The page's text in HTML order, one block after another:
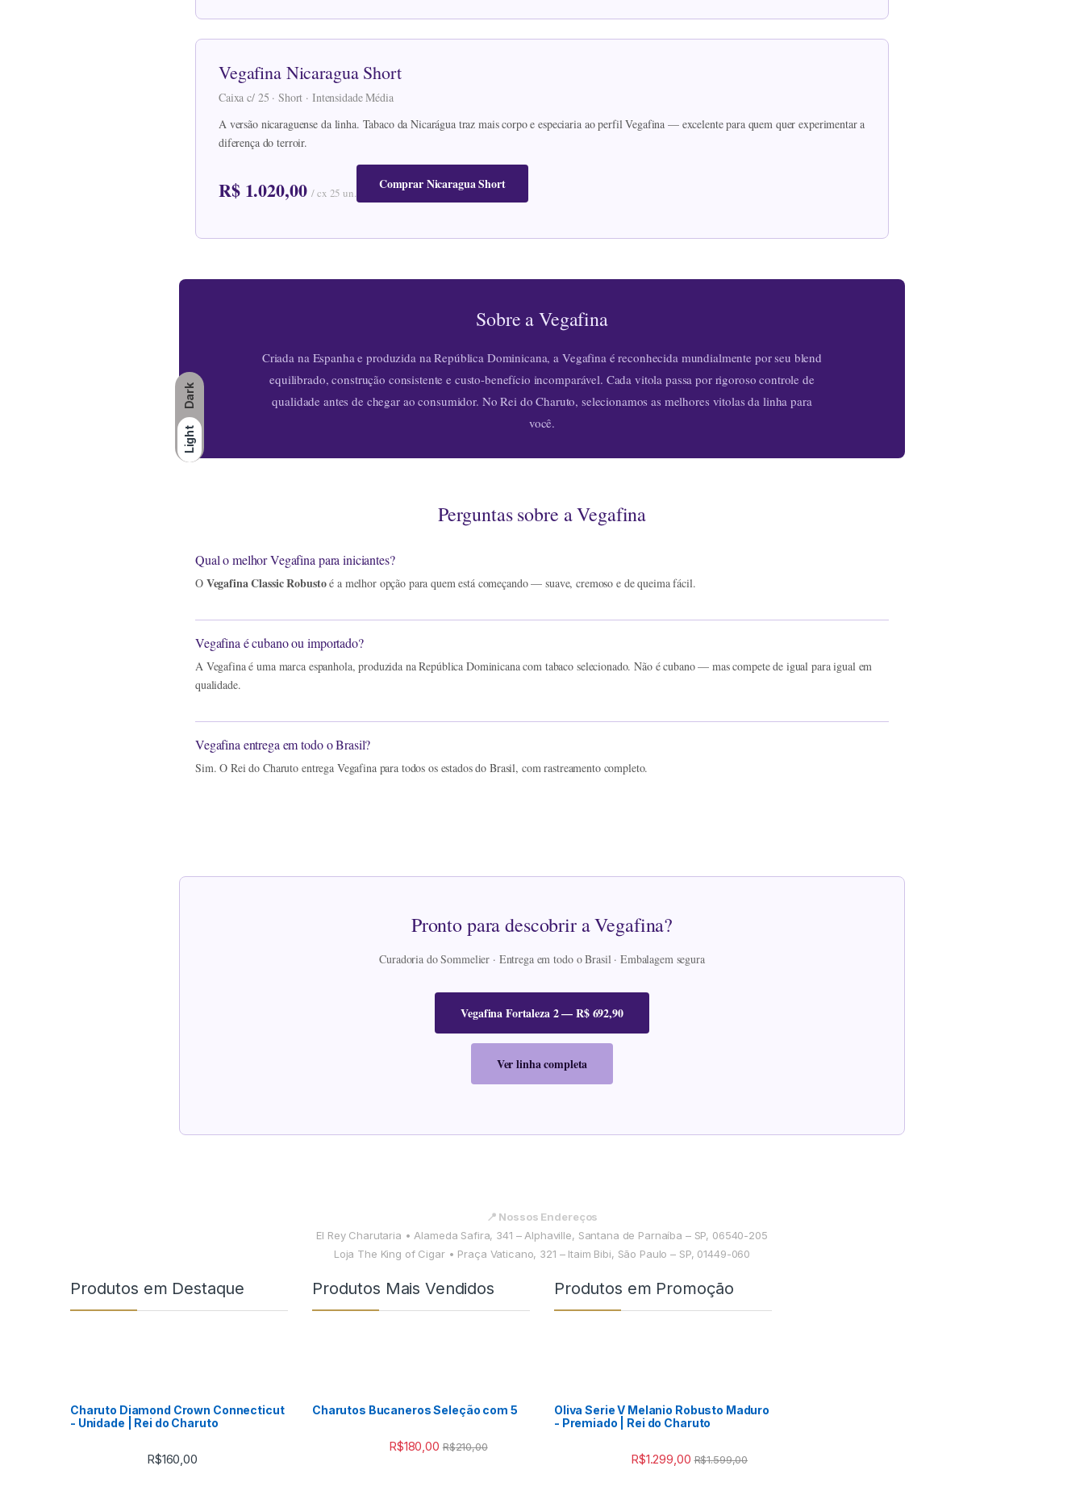
Dark
Light
Vegafina Nicaragua Short
Caixa c/ 25 · Short · Intensidade Média
A versão nicaraguense da linha. Tabaco da Nicarágua traz mais corpo e especiaria ao perfil Vegafina — excelente para quem quer experimentar a
diferença do terroir.
R$ 1.020,00/ cx 25 un.
Comprar Nicaragua Short
Sobre a Vegafina
Criada na Espanha e produzida na República Dominicana, a Vegafina é reconhecida mundialmente por seu blend
equilibrado, construção consistente e custo-benefício incomparável. Cada vitola passa por rigoroso controle de
qualidade antes de chegar ao consumidor. No Rei do Charuto, selecionamos as melhores vitolas da linha para
você.
Perguntas sobre a Vegafina
Qual o melhor Vegafina para iniciantes?
O Vegafina Classic Robustoé a melhor opção para quem está começando — suave, cremoso e de queima fácil.
Vegafina é cubano ou importado?
A Vegafina é uma marca espanhola, produzida na República Dominicana com tabaco selecionado. Não é cubano — mas compete de igual para igual em
qualidade.
Vegafina entrega em todo o Brasil?
Sim. O Rei do Charuto entrega Vegafina para todos os estados do Brasil, com rastreamento completo.
Pronto para descobrir a Vegafina?
Curadoria do Sommelier · Entrega em todo o Brasil · Embalagem segura
Vegafina Fortaleza 2 — R$ 692,90
Ver linha completa
📍 Nossos Endereços
El Rey Charutaria • Alameda Safira, 341 – Alphaville, Santana de Parnaíba – SP, 06540-205
Loja The King of Cigar • Praça Vaticano, 321 – Itaim Bibi, São Paulo – SP, 01449-060
Produtos em Destaque
Charuto Diamond Crown Connecticut
- Unidade | Rei do Charuto
R$160,00
Produtos Mais Vendidos
Charutos Bucaneros Seleção com 5
R$180,00 R$210,00
Produtos em Promoção
Oliva Serie V Melanio Robusto Maduro
- Premiado | Rei do Charuto
R$1.299,00 R$1.599,00